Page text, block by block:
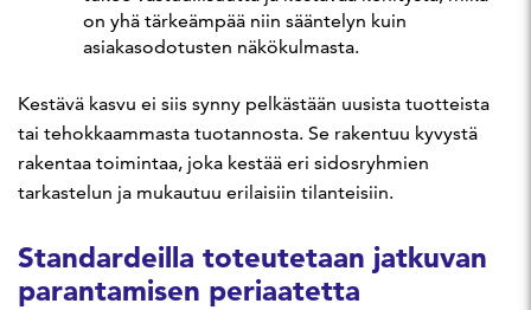
on yhä tärkeämpää niin sääntelyn kuin
asiakasodotusten näkökulmasta.
Kestävä kasvu ei siis synny pelkästään uusista tuotteista
tai tehokkaammasta tuotannosta. Se rakentuu kyvystä
rakentaa toimintaa, joka kestää eri sidosryhmien
tarkastelun ja mukautuu erilaisiin tilanteisiin.
Standardeilla toteutetaan jatkuvan
parantamisen periaatetta